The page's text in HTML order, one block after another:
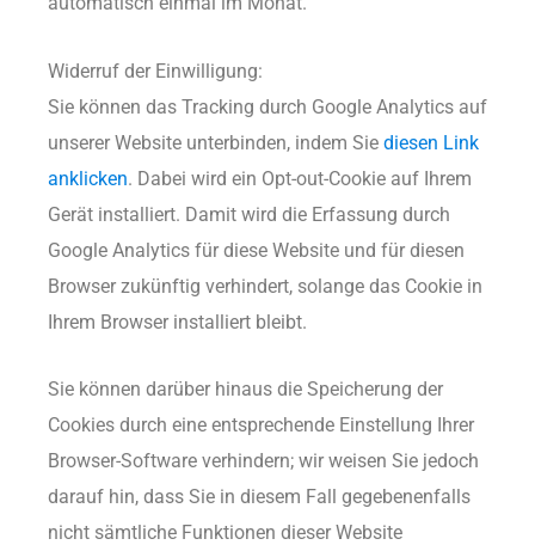
Widerruf der Einwilligung:
Sie können das Tracking durch Google Analytics auf
unserer Website unterbinden, indem Sie diesen Link
anklicken. Dabei wird ein Opt-out-Cookie auf Ihrem
Gerät installiert. Damit wird die Erfassung durch
Google Analytics für diese Website und für diesen
Browser zukünftig verhindert, solange das Cookie in
Ihrem Browser installiert bleibt.
Sie können darüber hinaus die Speicherung der
Cookies durch eine entsprechende Einstellung Ihrer
Browser-Software verhindern; wir weisen Sie jedoch
darauf hin, dass Sie in diesem Fall gegebenenfalls
nicht sämtliche Funktionen dieser Website